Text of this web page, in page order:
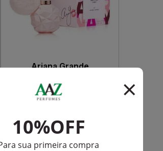
Ariana Grande
Grande Eau De Parfum Feminino
R$ 766,65